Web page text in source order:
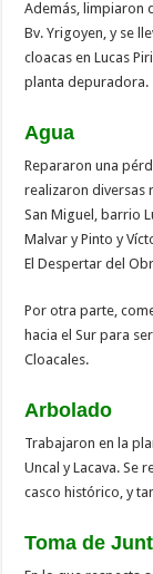
Además, limpiaron
Bv. Yrigoyen, y se
cloacas en Lucas
planta depuradora.
Agua
Repararon una
realizaron diversas
San Miguel, barrio
Malvar y Pinto y
El Despertar del
Por otra parte,
hacia el Sur para
Cloacales.
Arbolado
Trabajaron en la
Uncal y Lacava. Se
casco histórico, y
Toma de